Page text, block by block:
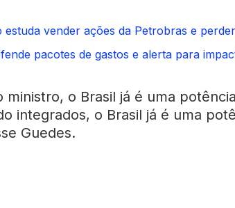
estuda vender ações da Petrobras e
pacotes de gastos e alerta para
ministro, o Brasil já é uma
integrados, o Brasil já é uma
Guedes.